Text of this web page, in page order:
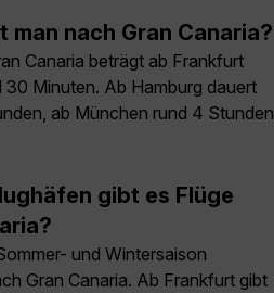
man nach Gran Canaria?
Canaria beträgt ab Frankfurt
Minuten. Ab Hamburg dauert
ab München rund 4 Stunden
gibt es Flüge
und Wintersaison
Gran Canaria. Ab Frankfurt gibt